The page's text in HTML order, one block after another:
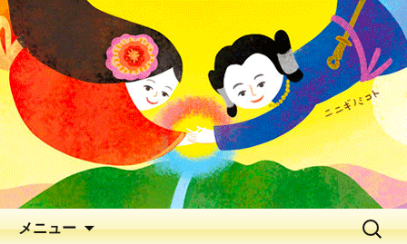
延岡花物語 2026
出会いの聖地 神と人と花が出逢う、
早春の五ヶ瀬川
メニュー